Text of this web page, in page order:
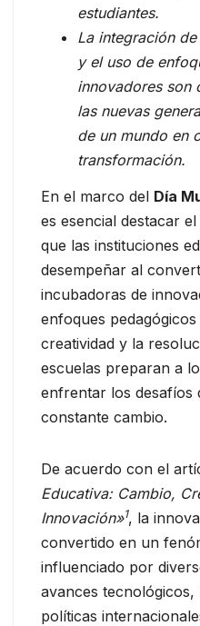
estudiantes.
La integración
y el uso de
innovadores son
las nuevas
de un mundo en
transformación.
En el marco del Día
es esencial destacar
que las instituciones
desempeñar al
incubadoras de
enfoques
creatividad y la
escuelas preparan a
enfrentar los desafíos
constante cambio.
De acuerdo con el
Educativa: Cambio,
Innovación»1, la
convertido en un
influenciado por
avances tecnológicos,
políticas